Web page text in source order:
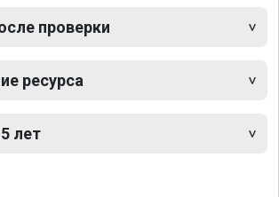
проверки
ресурса
лет